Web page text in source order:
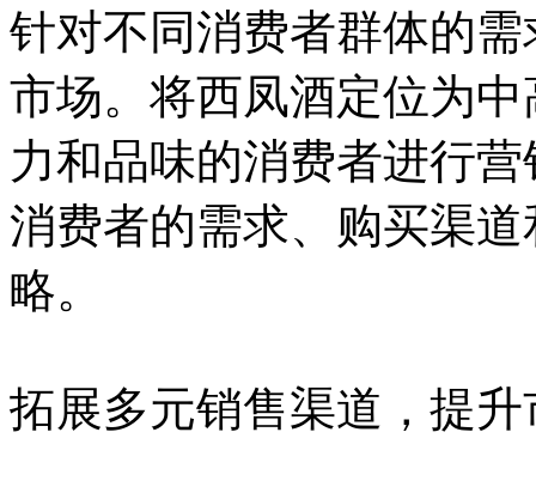
针对不同消费者群体的
市场。将西凤酒定位为
力和品味的消费者进行
消费者的需求、购买渠
略。
拓展多元销售渠道，提